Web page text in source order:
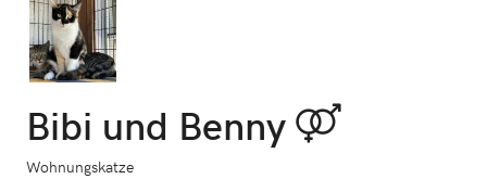
Bibi und Benny
Wohnungskatze